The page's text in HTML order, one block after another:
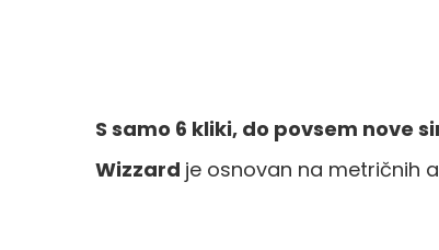
S samo 6 kliki, do povsem nove
Wizzard je osnovan na metričnih